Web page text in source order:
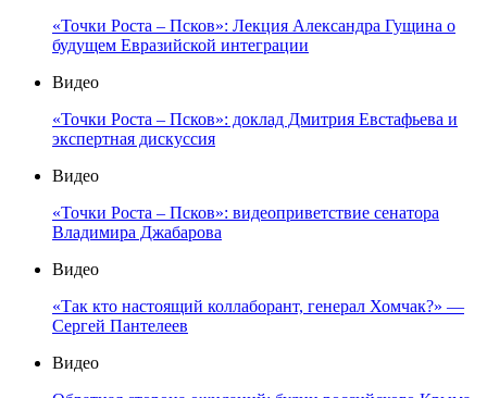
«Точки Роста – Псков»: Лекция Александра Гущина о
будущем Евразийской интеграции
Видео
«Точки Роста – Псков»: доклад Дмитрия Евстафьева и
экспертная дискуссия
Видео
«Точки Роста – Псков»: видеоприветствие сенатора
Владимира Джабарова
Видео
«Так кто настоящий коллаборант, генерал Хомчак?» —
Сергей Пантелеев
Видео